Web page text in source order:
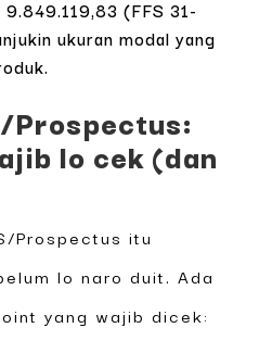
9.849.119,83 (FFS 31-
ukuran modal yang
Prospectus:
lo cek (dan
Prospectus itu
lo naro duit. Ada
yang wajib dicek: